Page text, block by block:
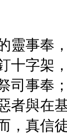
靈事奉
十字架
司事奉
與在
，真信